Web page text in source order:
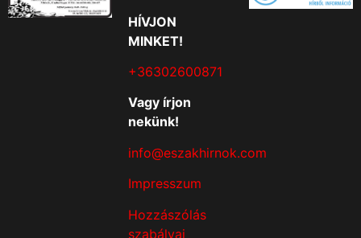
HÍVJON
MINKET!
+36302600871
Vagy írjon
nekünk!
info@eszakhirnok.com
Impresszum
Hozzászólás
szabályai